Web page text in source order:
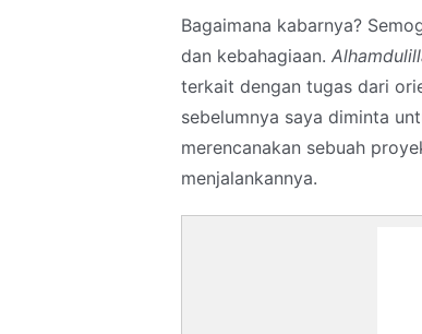
Bagaimana kabarnya?
dan kebahagiaan.
terkait dengan tugas dari
sebelumnya saya diminta
merencanakan sebuah
menjalankannya.